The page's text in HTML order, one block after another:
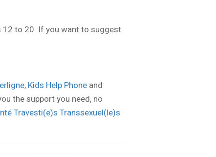
12 to 20. If you want to suggest
, Kids Help Phone and
the support you need, no
Travesti(e)s Transsexuel(le)s